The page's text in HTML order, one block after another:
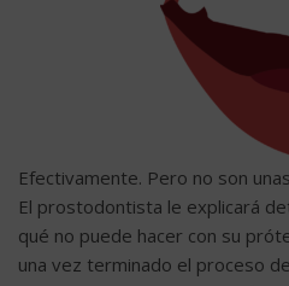
Efectivamente. Pero no son
El prostodontista le explicará
qué no puede hacer con su
una vez terminado el proceso